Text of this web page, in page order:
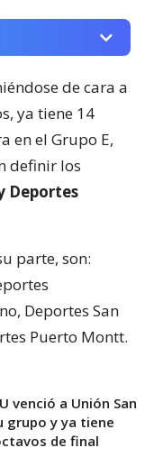
de cara a
ya tiene 14
en el Grupo E,
definir los
Deportes
parte, son:
Deportes San
Puerto Montt.
venció a Unión San
grupo y ya tiene
de final